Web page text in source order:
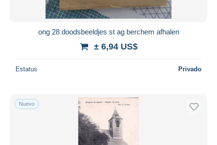
ong 28 doodsbeeldjes st ag berchem afhalen
± 6,94 US$
Estatus Privado
Nuevo